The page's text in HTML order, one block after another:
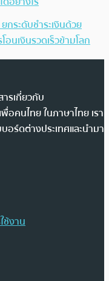
กระดับชำระเงินด้วย
นเงินรวดเร็วข้ามโลก
รเกี่ยวกับ
อคนไทย ในภาษาไทย เรา
อร์ดต่างประเทศและนำมา
ช้งาน